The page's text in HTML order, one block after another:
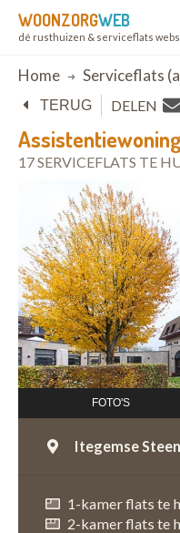
WOONZORGWEB
dé rusthuizen & serviceflats
Breadcrumb
Home Serviceflats
17 SERVICEFLATS TE
TERUG DELEN
open in Google Maps
FOTO'S
Itegemse
1-kamer flats te
2-kamer flats te